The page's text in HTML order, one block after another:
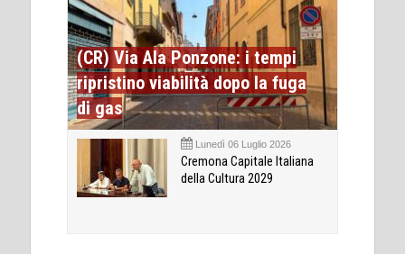
(CR) Via Ala Ponzone: i tempi
ripristino viabilità dopo la fuga
di gas
Lunedì 06 Luglio 2026
Cremona Capitale Italiana
della Cultura 2029